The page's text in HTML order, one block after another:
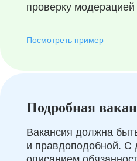
проверку модерацией
Посмотреть пример
Подробная
Вакансия должна
и правдоподобной. С